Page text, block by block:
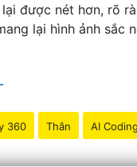
được nét hơn, rõ
lại hình ảnh sắc
360 Thân AI Coding